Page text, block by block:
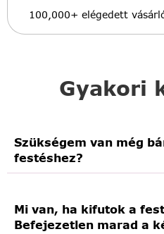
Gyakori
Szükségem van még
festéshez?
Mi van, ha kifutok a
Befejezetlen marad a
100,000+ elégedett